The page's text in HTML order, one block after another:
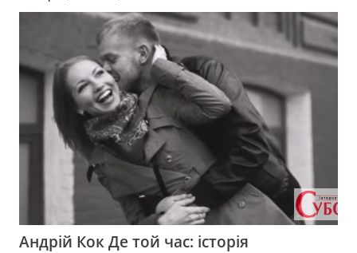
Андрій Кок Де той час: історія